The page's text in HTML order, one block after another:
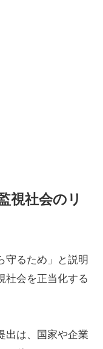
視社会のリ
守るため」と説明
社会を正当化する
出は、国家や企業